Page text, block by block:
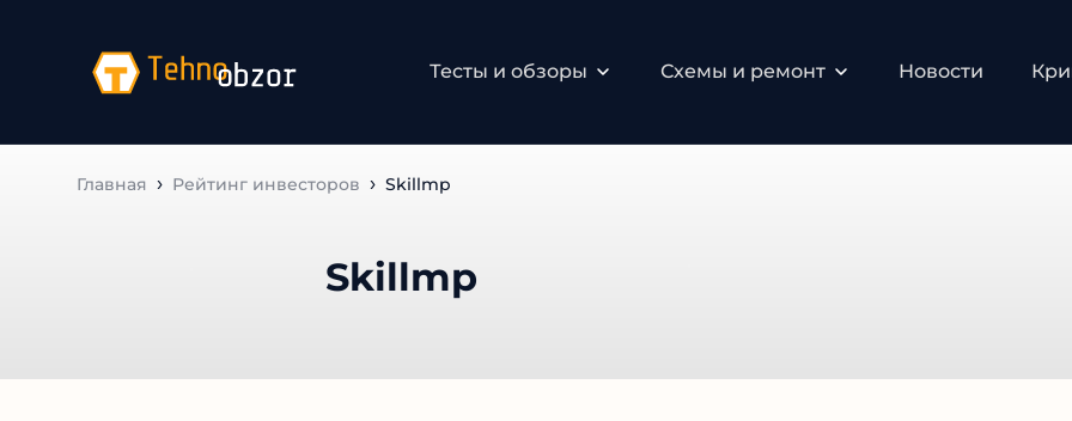
Тесты и обзоры Схемы и ремонт Новости
Главная Рейтинг инвесторов Skillmp
Skillmp